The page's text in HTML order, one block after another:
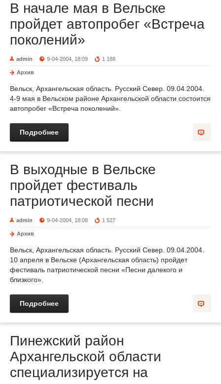
В начале мая в Вельске
пройдет автопробег «Встреча
поколений»
admin 9-04-2004, 18:09 1 188
Архив
Вельск, Архангельская область. Русский Север. 09.04.2004.
4-9 мая в Вельском районе Архангельской области состоится
автопробег «Встреча поколений».
Подробнее
В выходные в Вельске
пройдет фестиваль
патриотической песни
admin 9-04-2004, 18:08 1 527
Архив
Вельск, Архангельская область. Русский Север. 09.04.2004.
10 апреля в Вельске (Архангельская область) пройдет
фестиваль патриотической песни «Песни далекого и
близкого».
Подробнее
Пинежский район
Архангельской области
специализируется на